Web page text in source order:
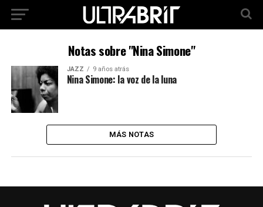
Notas sobre "Nina Simone"
JAZZ 9 años atrás
Nina Simone: la voz de la luna
MÁS NOTAS